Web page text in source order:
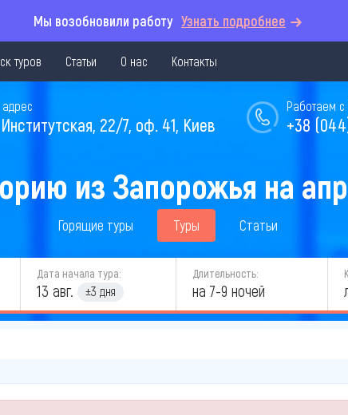
Мы возобновили работу Узнать подробнее
туров Статьи О нас Контакты
Работаем с
+38
22/7, оф. 41, Киев
из Запорожья на
Горящие туры Туры Статьи
Дата начала тура:
13 авг. ±3 дня
Длительность:
на 7-9 ночей